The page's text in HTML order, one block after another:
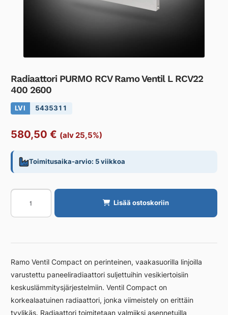
Radiaattori PURMO RCV Ramo Ventil L RCV22
400 2600
LVI 5435311
580,50 € (alv 25,5%)
Toimitusaika-arvio: 5 viikkoa
Radiaattori
PURMO
RCV
Ventil
RCV22
400
2600
määrä
Lisää ostoskoriin
Ramo Ventil Compact on perinteinen, vaakasuorilla linjoilla
varustettu paneeliradiaattori suljettuihin vesikiertoisiin
keskuslämmitysjärjestelmiin. Ventil Compact on
korkealaatuinen radiaattori, jonka viimeistely on erittäin
tyylikäs. Radiaattori toimitetaan valmiiksi asennetuilla